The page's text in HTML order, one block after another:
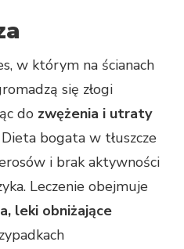
w którym na ścianach
się złogi
do zwężenia i utraty
bogata w tłuszcze
i brak aktywności
Leczenie obejmuje
leki obniżające